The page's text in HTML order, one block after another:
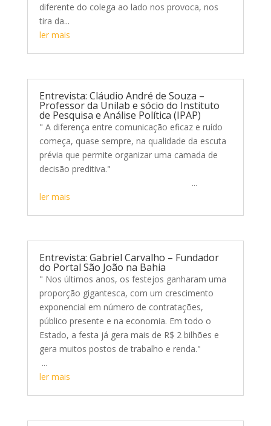
diferente do colega ao lado nos provoca, nos
tira da...
ler mais
Entrevista: Cláudio André de Souza –
Professor da Unilab e sócio do Instituto
de Pesquisa e Análise Política (IPAP)
" A diferença entre comunicação eficaz e ruído
começa, quase sempre, na qualidade da escuta
prévia que permite organizar uma camada de
decisão preditiva."
...
ler mais
Entrevista: Gabriel Carvalho – Fundador
do Portal São João na Bahia
" Nos últimos anos, os festejos ganharam uma
proporção gigantesca, com um crescimento
exponencial em número de contratações,
público presente e na economia. Em todo o
Estado, a festa já gera mais de R$ 2 bilhões e
gera muitos postos de trabalho e renda."
...
ler mais